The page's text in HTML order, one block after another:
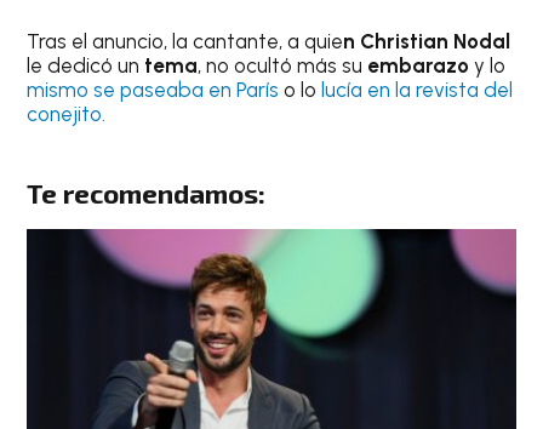
Tras el anuncio, la cantante, a quien Christian Nodal
le dedicó un tema, no ocultó más su embarazoy lo
mismo se paseaba en Paríso lo lucía en la revista del
conejito.
Te recomendamos: